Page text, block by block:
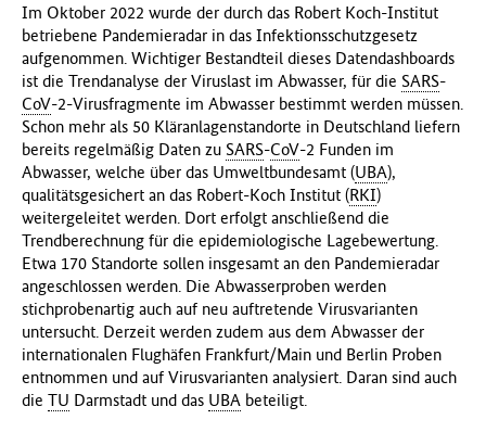
Im Oktober 2022 wurde der durch das Robert Koch-Institut
betriebene Pandemieradar in das Infektionsschutzgesetz
aufgenommen. Wichtiger Bestandteil dieses Datendashboards
ist die Trendanalyse der Viruslast im Abwasser, für die SARS-
CoV-2-Virusfragmente im Abwasser bestimmt werden müssen.
Schon mehr als 50 Kläranlagenstandorte in Deutschland liefern
bereits regelmäßig Daten zu SARS-CoV-2 Funden im
Abwasser, welche über das Umweltbundesamt (UBA),
qualitätsgesichert an das Robert-Koch Institut (RKI)
weitergeleitet werden. Dort erfolgt anschließend die
Trendberechnung für die epidemiologische Lagebewertung.
Etwa 170 Standorte sollen insgesamt an den Pandemieradar
angeschlossen werden. Die Abwasserproben werden
stichprobenartig auch auf neu auftretende Virusvarianten
untersucht. Derzeit werden zudem aus dem Abwasser der
internationalen Flughäfen Frankfurt/Main und Berlin Proben
entnommen und auf Virusvarianten analysiert. Daran sind auch
die TU Darmstadt und das UBA beteiligt.